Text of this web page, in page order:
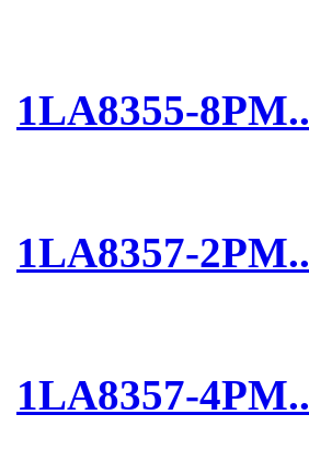
1LA8355-8PM..
1LA8357-2PM..
1LA8357-4PM..